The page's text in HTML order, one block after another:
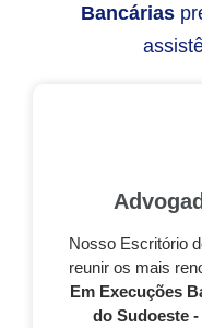
Bancárias
Nosso Escritório
reunir os mais
Em Execuções
do Sudoeste -